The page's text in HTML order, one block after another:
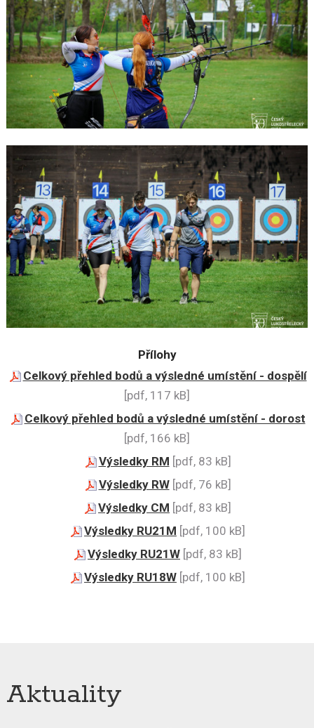
Přílohy
Celkový přehled bodů a výsledné umístění - dospělí
[pdf, 117 kB]
Celkový přehled bodů a výsledné umístění - dorost
[pdf, 166 kB]
Výsledky RM [pdf, 83 kB]
Výsledky RW[pdf, 76 kB]
Výsledky CM [pdf, 83 kB]
Výsledky RU21M [pdf, 100 kB]
Výsledky RU21W [pdf, 83 kB]
Výsledky RU18W [pdf, 100 kB]
Aktuality